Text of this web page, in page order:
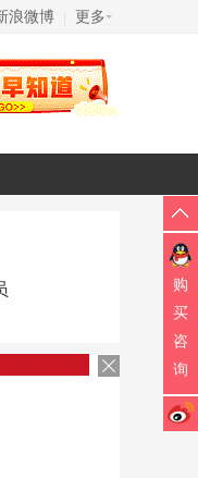
浪微博 更多
购
买
咨
询